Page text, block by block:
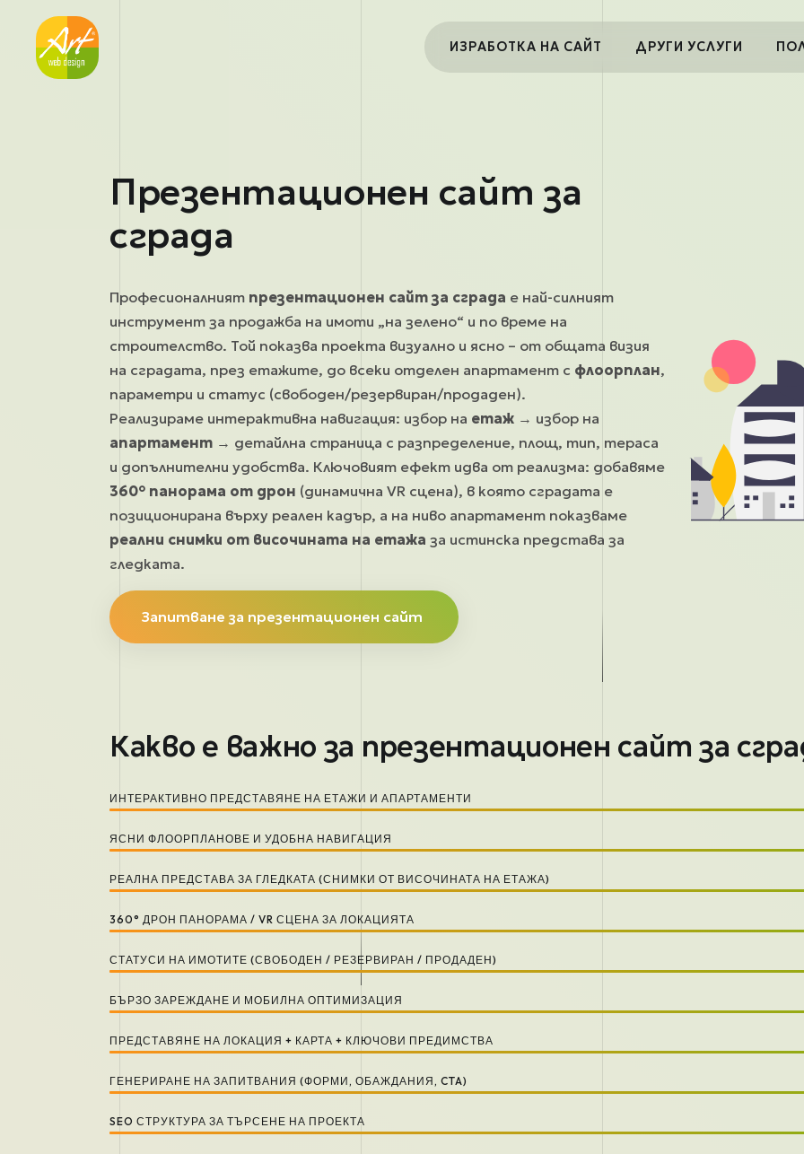
Main navigation
ИЗРАБОТКА НА САЙТ ДРУГИ УСЛУГИ
Презентационен сайт за
сграда
Професионалният презентационен сайт за сграда е най-силният
инструмент за продажба на имоти „на зелено“ и по време на
строителство. Той показва проекта визуално и ясно – от общата визия
на сградата, през етажите, до всеки отделен апартамент с флоорплан,
параметри и статус (свободен/резервиран/продаден).
Реализираме интерактивна навигация: избор на етаж → избор на
апартамент → детайлна страница с разпределение, площ, тип, тераса
и допълнителни удобства. Ключовият ефект идва от реализма: добавяме
360° панорама от дрон (динамична VR сцена), в която сградата е
позиционирана върху реален кадър, а на ниво апартамент показваме
реални снимки от височината на етажа за истинска представа за
гледката.
Запитване за презентационен сайт
Какво е важно за презентационен сайт за
ИНТЕРАКТИВНО ПРЕДСТАВЯНЕ НА ЕТАЖИ И АПАРТАМЕНТИ
ЯСНИ ФЛООРПЛАНОВЕ И УДОБНА НАВИГАЦИЯ
РЕАЛНА ПРЕДСТАВА ЗА ГЛЕДКАТА (СНИМКИ ОТ ВИСОЧИНАТА НА ЕТАЖА)
360° ДРОН ПАНОРАМА / VR СЦЕНА ЗА ЛОКАЦИЯТА
СТАТУСИ НА ИМОТИТЕ (СВОБОДЕН / РЕЗЕРВИРАН / ПРОДАДЕН)
БЪРЗО ЗАРЕЖДАНЕ И МОБИЛНА ОПТИМИЗАЦИЯ
ПРЕДСТАВЯНЕ НА ЛОКАЦИЯ + КАРТА + КЛЮЧОВИ ПРЕДИМСТВА
ГЕНЕРИРАНЕ НА ЗАПИТВАНИЯ (ФОРМИ, ОБАЖДАНИЯ, CTA)
SEO СТРУКТУРА ЗА ТЪРСЕНЕ НА ПРОЕКТА